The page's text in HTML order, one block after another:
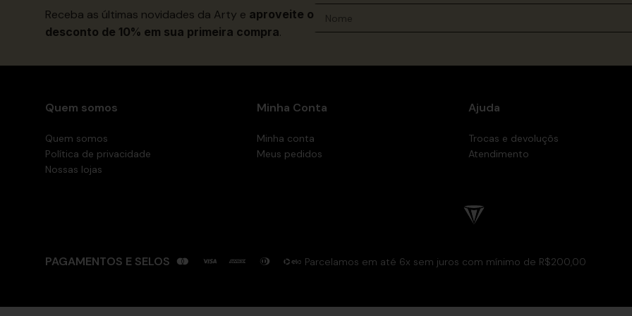
Receba as últimas novidades da Arty e aproveite o
desconto de 10% em sua primeira compra.
Quem somos
Quem somos
Política de privacidade
Nossas lojas
Minha Conta
Minha conta
Meus pedidos
Ajuda
Trocas e devoluçõs
Atendimento
PAGAMENTOS E SELOS Parcelamos em até 6x sem juros com mínimo de R$200,00